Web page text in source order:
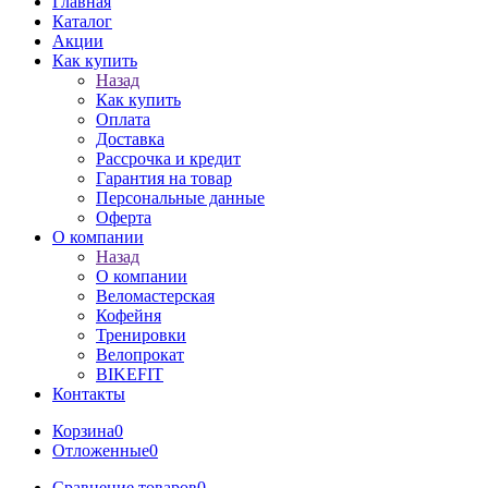
Каталог
Акции
Как купить
Назад
Как купить
Оплата
Доставка
Рассрочка и кредит
Гарантия на товар
Персональные данные
Оферта
О компании
Назад
О компании
Веломастерская
Кофейня
Тренировки
Велопрокат
BIKEFIT
Контакты
Корзина0
Отложенные0